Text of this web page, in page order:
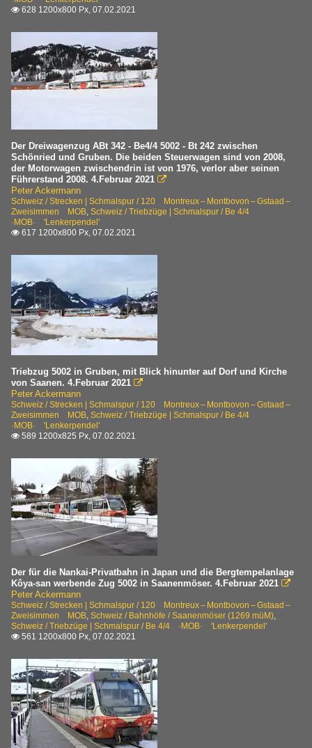
 628 1200x800 Px, 07.02.2021
Der Dreiwagenzug ABt 342 - Be4/4 5002 - Bt 242 zwischen
Schönried und Gruben. Die beiden Steuerwagen sind von 2008,
der Motorwagen zwischendrin ist von 1976, verlor aber seinen
Führerstand 2008. 4.Februar 2021 
Peter Ackermann
Schweiz / Strecken | Schmalspur / 120 Montreux – Montbovon – Gstaad –
Zweisimmen MOB, Schweiz / Triebzüge | Schmalspur / Be 4/4
·MOB· 'Lenkerpendel'
 617 1200x800 Px, 07.02.2021
Triebzug 5002 in Gruben, mit Blick hinunter auf Dorf und Kirche
von Saanen. 4.Februar 2021 
Peter Ackermann
Schweiz / Strecken | Schmalspur / 120 Montreux – Montbovon – Gstaad –
Zweisimmen MOB, Schweiz / Triebzüge | Schmalspur / Be 4/4
·MOB· 'Lenkerpendel'
 589 1200x825 Px, 07.02.2021
Der für die Nankai-Privatbahn in Japan und die Bergtempelanlage
Kôya-san werbende Zug 5002 in Saanenmöser. 4.Februar 2021 
Peter Ackermann
Schweiz / Strecken | Schmalspur / 120 Montreux – Montbovon – Gstaad –
Zweisimmen MOB, Schweiz / Bahnhöfe / Saanenmöser (1269 müM),
Schweiz / Triebzüge | Schmalspur / Be 4/4 ·MOB· 'Lenkerpendel'
 561 1200x800 Px, 07.02.2021